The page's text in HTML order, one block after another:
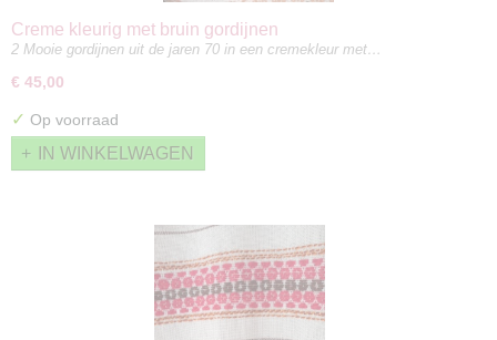
Creme kleurig met bruin gordijnen
2 Mooie gordijnen uit de jaren 70 in een cremekleur met…
€ 45,00
✓ Op voorraad
IN WINKELWAGEN